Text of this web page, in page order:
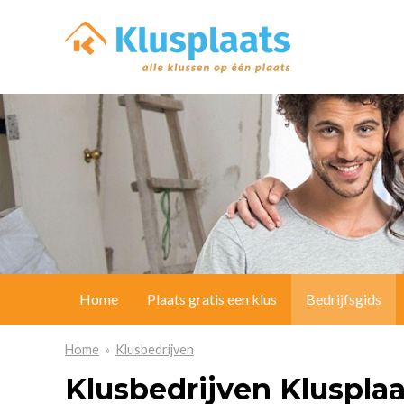
Home Plaats gratis een klus Bedrijfsgids
Home » Klusbedrijven
Klusbedrijven